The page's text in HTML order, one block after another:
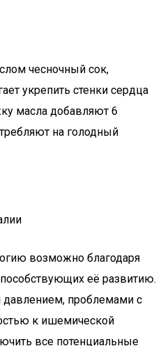
чесночный сок,
укрепить стенки сердца
масла добавляют 6
на голодный
возможно благодаря
её развитию.
проблемами с
к ишемической
все потенциальные